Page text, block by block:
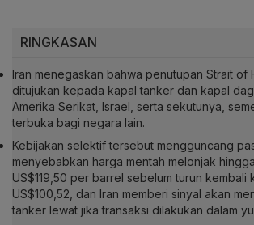
RINGKASAN
Iran menegaskan bahwa penutupan Strait of
ditujukan kepada kapal tanker dan kapal
Amerika Serikat, Israel, serta sekutunya,
terbuka bagi negara lain.
Kebijakan selektif tersebut mengguncang
menyebabkan harga mentah melonjak
US$119,50 per barrel sebelum turun kembali
US$100,52, dan Iran memberi sinyal akan
tanker lewat jika transaksi dilakukan dalam